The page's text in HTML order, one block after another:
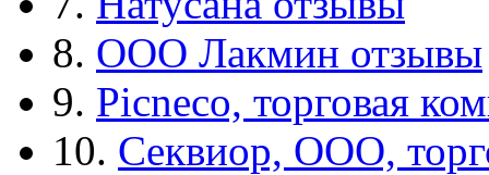
8. ООО Лакмин отзывы
9. Picneco, торговая
10. Секвиор, ООО,